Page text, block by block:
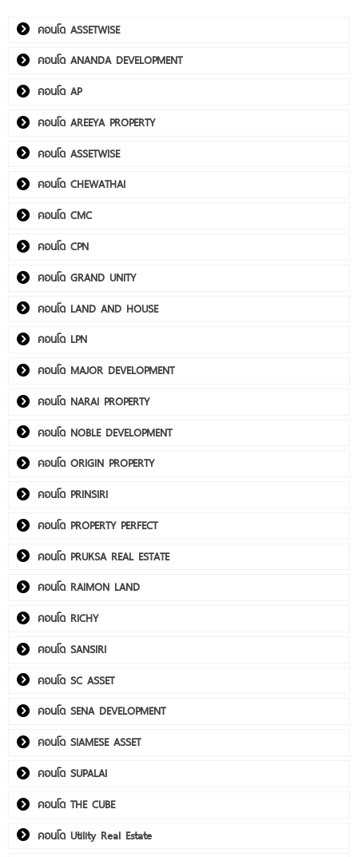
คอนโด ASSETWISE
คอนโด ANANDA DEVELOPMENT
คอนโด AP
คอนโด AREEYA PROPERTY
คอนโด ASSETWISE
คอนโด CHEWATHAI
คอนโด CMC
คอนโด CPN
คอนโด GRAND UNITY
คอนโด LAND AND HOUSE
คอนโด LPN
คอนโด MAJOR DEVELOPMENT
คอนโด NARAI PROPERTY
คอนโด NOBLE DEVELOPMENT
คอนโด ORIGIN PROPERTY
คอนโด PRINSIRI
คอนโด PROPERTY PERFECT
คอนโด PRUKSA REAL ESTATE
คอนโด RAIMON LAND
คอนโด RICHY
คอนโด SANSIRI
คอนโด SC ASSET
คอนโด SENA DEVELOPMENT
คอนโด SIAMESE ASSET
คอนโด SUPALAI
คอนโด THE CUBE
คอนโด Utility Real Estate